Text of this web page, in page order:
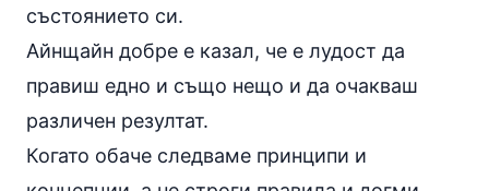
състоянието си.
Айнщайн добре е казал, че е лудост да
правиш едно и също нещо и да очакваш
различен резултат.
Когато обаче следваме принципи и